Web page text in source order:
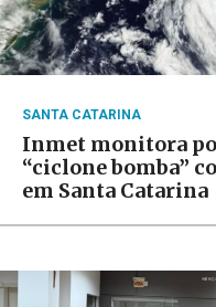
SANTA CATARINA
Inmet monitora
“ciclone bomba”
em Santa Catarina